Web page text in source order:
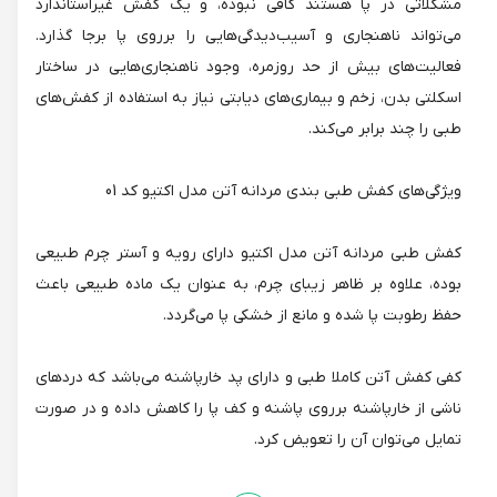
مشکلاتی در پا هستند کافی نبوده، و یک کفش غیراستاندارد
می‌تواند ناهنجاری و آسیب‌دیدگی‌هایی را برروی پا برجا گذارد.
فعالیت‌های بیش از حد روزمره، وجود ناهنجاری‌هایی در ساختار
اسکلتی بدن، زخم و بیماری‌های دیابتی نیاز به استفاده از کفش‌های
طبی را چند برابر می‌کند.
ویژگی‌های کفش طبی بندی مردانه آتن مدل اکتیو کد 01
کفش طبی مردانه آتن مدل اکتیو دارای رویه و آستر چرم طبیعی
بوده، علاوه بر ظاهر زیبای چرم، به عنوان یک ماده طبیعی باعث
حفظ رطوبت پا شده و مانع از خشکی پا می‌گردد.
کفی کفش آتن کاملا طبی و دارای پد خارپاشنه می‌باشد که دردهای
ناشی از خارپاشنه برروی پاشنه و کف پا را کاهش داده و در صورت
تمایل می‌توان آن را تعویض کرد.